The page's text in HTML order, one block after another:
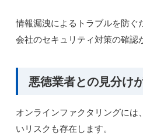
情報漏洩によるトラブルを防ぐ
会社のセキュリティ対策の確認
悪徳業者との見分け
オンラインファクタリングには
いリスクも存在します。